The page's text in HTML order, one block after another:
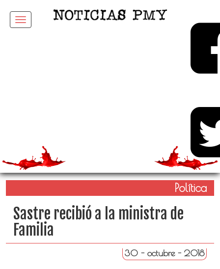
Menu
Política
Sastre recibió a la ministra de
Familia
30 - octubre - 2018